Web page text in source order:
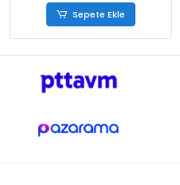
Sepete Ekle